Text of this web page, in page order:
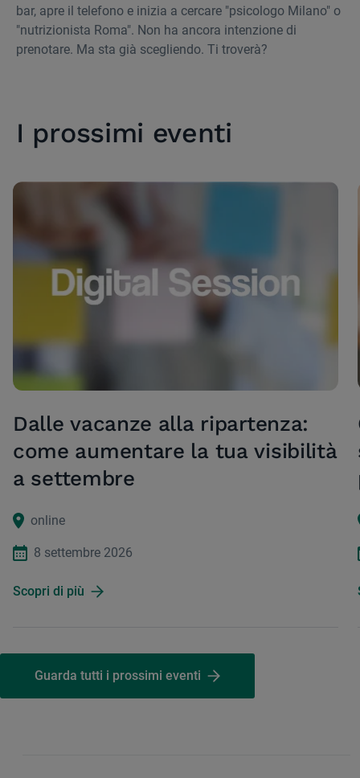
bar, apre il telefono e inizia a cercare "psicologo Milano" o
"nutrizionista Roma". Non ha ancora intenzione di
prenotare. Ma sta già scegliendo. Ti troverà?
I prossimi eventi
Dalle vacanze alla ripartenza:
come aumentare la tua visibilità
a settembre
online
8 settembre 2026
Scopri di più
Guarda tutti i prossimi eventi